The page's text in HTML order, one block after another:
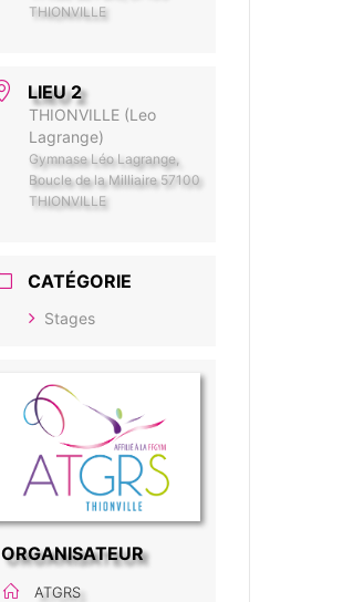
THIONVILLE
LIEU 2
THIONVILLE (Leo
Lagrange)
Gymnase Léo Lagrange,
Boucle de la Milliaire 57100
THIONVILLE
CATÉGORIE
Stages
ORGANISATEUR
ATGRS